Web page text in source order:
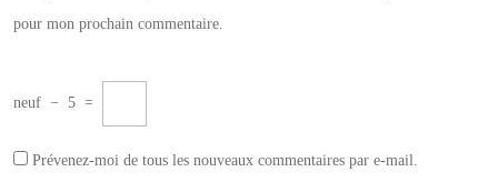
pour mon prochain commentaire.
neuf − 5 =
Prévenez-moi de tous les nouveaux commentaires par e-mail.